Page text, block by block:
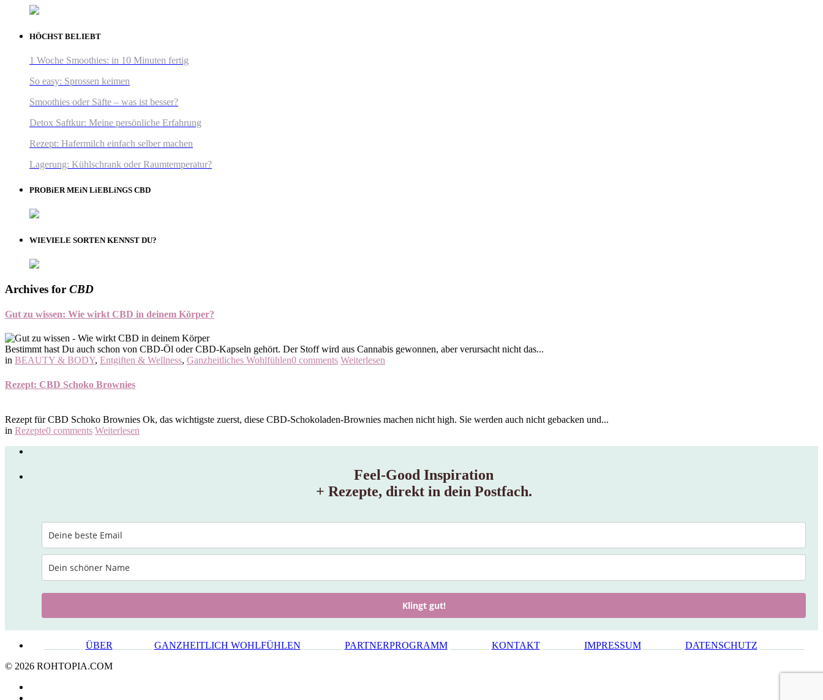
HÖCHST BELIEBT
1 Woche Smoothies: in 10 Minuten fertig
So easy: Sprossen keimen
Smoothies oder Säfte – was ist besser?
Detox Saftkur: Meine persönliche Erfahrung
Rezept: Hafermilch einfach selber machen
Lagerung: Kühlschrank oder Raumtemperatur?
PROBiER MEiN LiEBLiNGS CBD
WIEVIELE SORTEN KENNST DU?
Archives for CBD
Gut zu wissen: Wie wirkt CBD in deinem Körper?
Bestimmt hast Du auch schon von CBD-Öl oder CBD-Kapseln gehört. Der Stoff wird aus Cannabis gewonnen, aber verursacht nicht das...
in BEAUTY & BODY, Entgiften & Wellness, Ganzheitliches Wohlfühlen0 comments Weiterlesen
Rezept: CBD Schoko Brownies
Rezept für CBD Schoko Brownies Ok, das wichtigste zuerst, diese CBD-Schokoladen-Brownies machen nicht high. Sie werden auch nicht gebacken und...
in Rezepte0 comments Weiterlesen
Feel‑Good Inspiration
+ Rezepte, direkt in dein Postfach.
Klingt gut!
ÜBER GANZHEITLICH WOHLFÜHLEN PARTNERPROGRAMM________ KONTAKT________ IMPRESSUM DATENSCHUTZ
© 2026 ROHTOPIA.COM